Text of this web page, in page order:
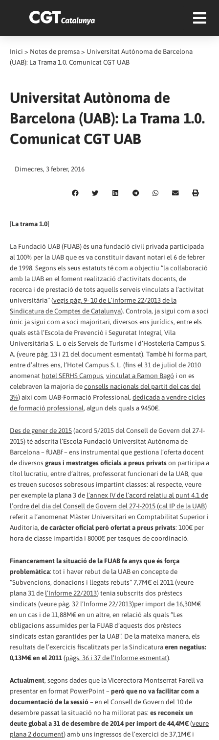
Inici > Notes de premsa> Universitat Autònoma de Barcelona
(UAB): La Trama 1.0. Comunicat CGT UAB
Universitat Autònoma de
Barcelona (UAB): La Trama 1.0.
Comunicat CGT UAB
Dimecres, 3 febrer, 2016
[La trama 1.0]
La Fundació UAB (FUAB) és una fundació civil privada participada
al 100% per la UAB que es va constituir davant notari el 6 de febrer
de 1998. Segons els seus estatuts té com a objectiu “la col·laboració
amb la UAB en el foment realització d’activitats docents, de
recerca i de prestació de tots aquells serveis vinculats a l’activitat
universitària” (vegis pàg. 9- 10 de L’informe 22/2013 de la
Sindicatura de Comptes de Catalunya). Controla, ja sigui com a soci
únic ja sigui com a soci majoritari, diversos ens jurídics, entre els
quals està l’Escola de Prevenció i Seguretat Integral, Vila
Universitària S. L. o els Serveis de Turisme i d’Hosteleria Campus S.
A. (veure pàg. 13 i 21 del document esmentat). També hi forma part,
entre d’altres ens, l’Hotel Campus S. L. (fins el 31 de juliol de 2010
anomenat hotel SERHS Campus, vinculat a Ramon Bagó i on es
celebraven la majoria deconsells nacionals del partit del cas del
3%) així com UAB-Formació Professional, dedicada a vendre cicles
de formació professional, algun dels quals a 9450€.
Des de gener de 2015(acord 5/2015 del Consell de Govern del 27-I-
2015) té adscrita l’Escola Fundació Universitat Autònoma de
Barcelona – fUABf – ens instrumental que gestiona l’oferta docent
de diversos graus i mestratges oficials a preus privatson participa a
títol lucratiu, entre d’altres, professorat funcionari de la UAB, que
es treuen sucosos sobresous impartint classes: al respecte, veure
per exemple la plana 3 de l’annex IV de l’acord relatiu al punt 4.1 de
l’ordre del dia del Consell de Govern del 27-I-2015 (cal IP de la UAB)
referit a l’anomenat Màster Universitari en Comptabilitat Superior i
Auditoria, de caràcter oficial però ofertat a preus privats: 100€ per
hora de classe impartida i 8000€ per tasques de coordinació.
Financerament la situació de la FUAB fa anys que és força
problemàtica: tot i haver rebut de la UAB en concepte de
“Subvencions, donacions i llegats rebuts” 7,7M€ el 2011 (veure
plana 31 de l’Informe 22/2013) tenia subscrits dos préstecs
sindicats (veure pàg. 32 l’Informe 22/2013)per import de 16,30M€
en un cas i de 11,88M€ en un altre, en relació als quals “Les
obligacions assumides per la FUAB d’aquests dos préstecs
sindicats estan garantides per la UAB”. De la mateixa manera, els
resultats de l’exercicis fiscalitzats per la Sindicaturaeren negatius:
0,13M€ en el 2011(pàgs. 36 i 37 de l’Informe esmentat).
Actualment, segons dades que la Vicerectora Montserrat Farell va
presentar en format PowerPoint –però que no va facilitar com a
documentació de la sessió– en el Consell de Govern del 10 de
desembre passat la situació no ha millorat pas: es reconeix un
deute global a 31 de desembre de 2014 per import de 44,4M€(veure
plana 2 document) amb uns ingressos de l’exercici de 37,1M€ i